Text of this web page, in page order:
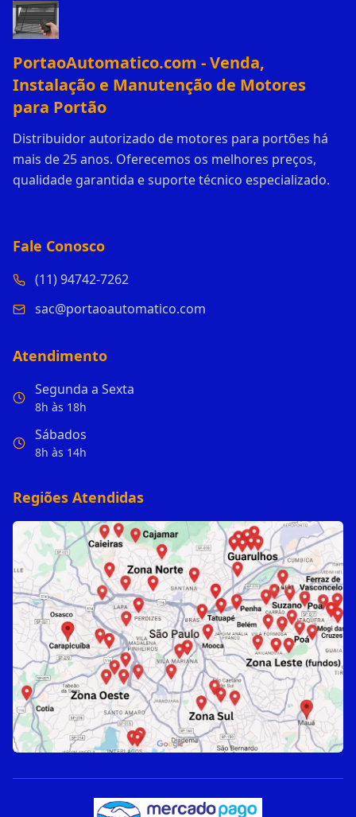
PortaoAutomatico.com - Venda,
Instalação e Manutenção de Motores
para Portão
Distribuidor autorizado de motores para portões há
mais de 25 anos. Oferecemos os melhores preços,
qualidade garantida e suporte técnico especializado.
Fale Conosco
(11) 94742-7262
sac@portaoautomatico.com
Atendimento
Segunda a Sexta
8h às 18h
Sábados
8h às 14h
Regiões Atendidas